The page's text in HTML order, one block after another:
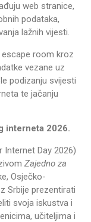
web stranice,
podataka,
lažnih vijesti.
room kroz
vezane uz
podizanju svijesti
te jačanju
interneta 2026.
Internet Day 2026)
Zajedno za
Osječko-
Srbije prezentirati
svoja iskustva i
učiteljima i